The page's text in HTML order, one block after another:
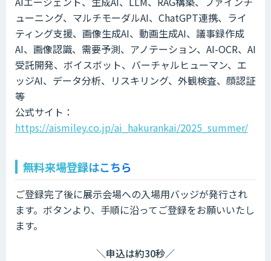
ューニング、マルチモーダルAI、ChatGPT連携、ライ
ティング支援、画像生成AI、動画生成AI、議事録作成
AI、画像認識、需要予測、アノテーション、AI-OCR、AI
受託開発、ボイスボット、バーチャルヒューマン、エ
ッジAI、データ分析、リスキリング、外観検査、顔認証
等
公式サイト：
https://aismiley.co.jp/ai_hakurankai/2025_summer/
無料来場登録はこちら
ご登録完了後に展示会場への入場用バッジが発行され
ます。ボタンより、手順に沿ってご登録をお願いいたし
ます。
＼申込は約30秒／